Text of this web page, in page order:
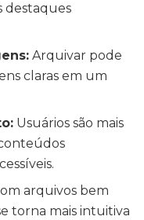
destaques
Arquivar pode
claras em um
Usuários são mais
arquivos bem
torna mais intuitiva